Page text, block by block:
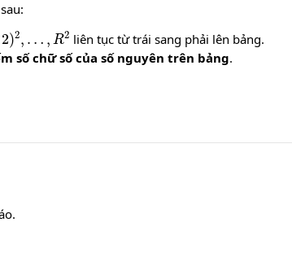
2)
liên tục từ trái sang phải lên bảng.
số chữ số của số nguyên trên bảng.